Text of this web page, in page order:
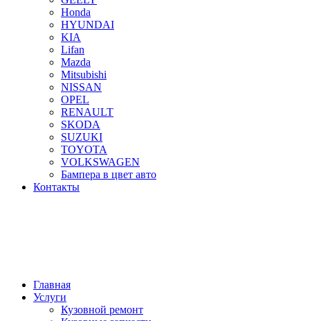
Honda
HYUNDAI
KIA
Lifan
Mazda
Mitsubishi
NISSAN
OPEL
RENAULT
SKODA
SUZUKI
TOYOTA
VOLKSWAGEN
Бампера в цвет авто
Контакты
Главная
Услуги
Кузовной ремонт